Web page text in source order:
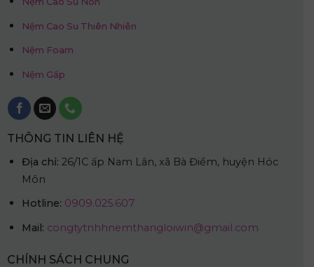
Nệm Cao Su Thiên Nhiên
Nệm Foam
Nệm Gấp
THÔNG TIN LIÊN HỆ
Địa chỉ: 26/1C ấp Nam Lân, xã Bà Điểm, huyện Hóc
Môn
Hotline: 0909.025.607
Mail: congtytnhhnemthangloiwin@gmail.com
CHÍNH SÁCH CHUNG